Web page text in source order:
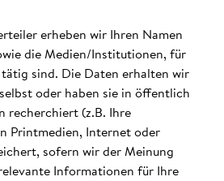
erheben wir Ihren Namen
die Medien/Institutionen, für
sind. Die Daten erhalten wir
oder haben sie in öffentlich
recherchiert (z.B. Ihre
Printmedien, Internet oder
sofern wir der Meinung
Informationen für Ihre